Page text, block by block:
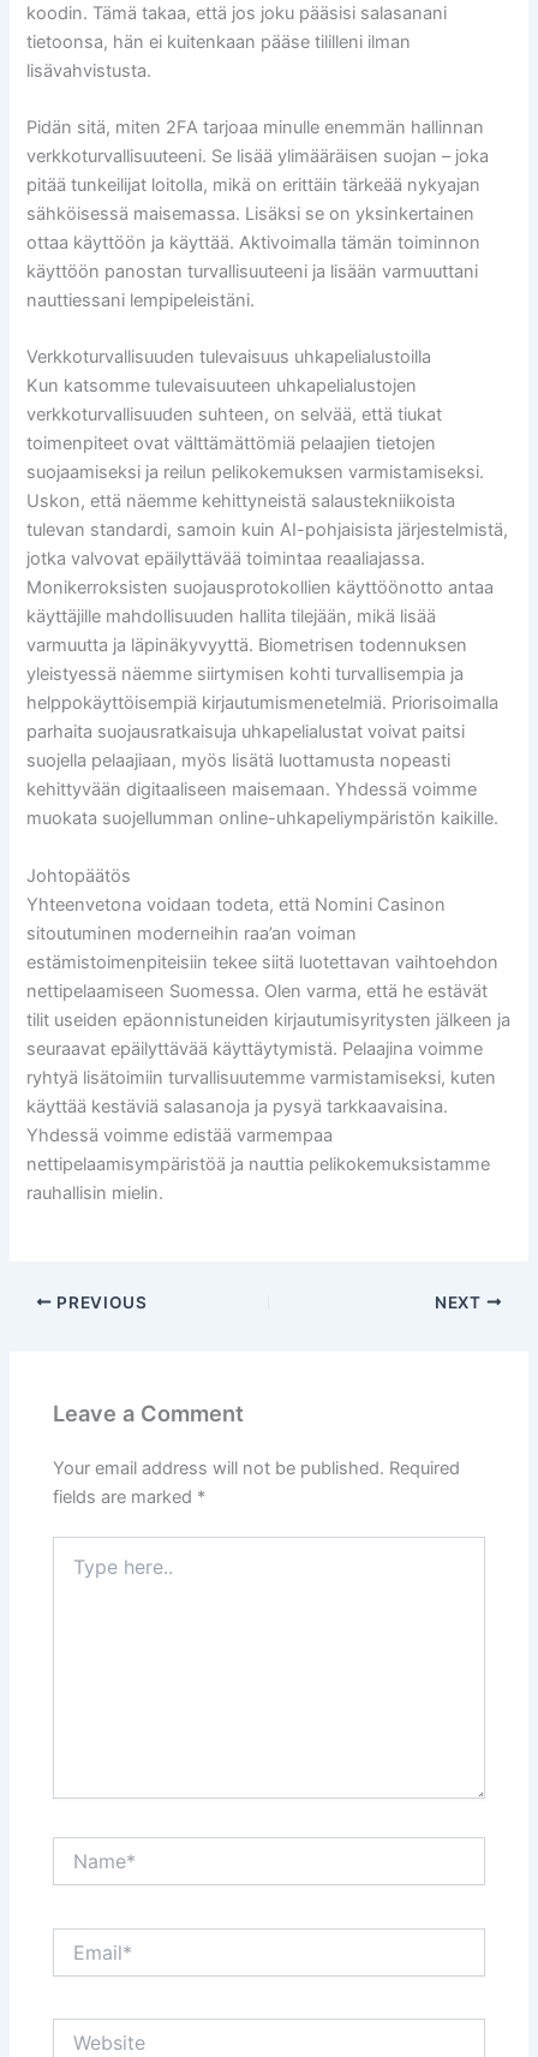
koodin. Tämä takaa, että jos joku pääsisi salasanani
tietoonsa, hän ei kuitenkaan pääse tililleni ilman
lisävahvistusta.
Pidän sitä, miten 2FA tarjoaa minulle enemmän hallinnan
verkkoturvallisuuteeni. Se lisää ylimääräisen suojan – joka
pitää tunkeilijat loitolla, mikä on erittäin tärkeää nykyajan
sähköisessä maisemassa. Lisäksi se on yksinkertainen
ottaa käyttöön ja käyttää. Aktivoimalla tämän toiminnon
käyttöön panostan turvallisuuteeni ja lisään varmuuttani
nauttiessani lempipeleistäni.
Verkkoturvallisuuden tulevaisuus uhkapelialustoilla
Kun katsomme tulevaisuuteen uhkapelialustojen
verkkoturvallisuuden suhteen, on selvää, että tiukat
toimenpiteet ovat välttämättömiä pelaajien tietojen
suojaamiseksi ja reilun pelikokemuksen varmistamiseksi.
Uskon, että näemme kehittyneistä salaustekniikoista
tulevan standardi, samoin kuin AI-pohjaisista järjestelmistä,
jotka valvovat epäilyttävää toimintaa reaaliajassa.
Monikerroksisten suojausprotokollien käyttöönotto antaa
käyttäjille mahdollisuuden hallita tilejään, mikä lisää
varmuutta ja läpinäkyvyyttä. Biometrisen todennuksen
yleistyessä näemme siirtymisen kohti turvallisempia ja
helppokäyttöisempiä kirjautumismenetelmiä. Priorisoimalla
parhaita suojausratkaisuja uhkapelialustat voivat paitsi
suojella pelaajiaan, myös lisätä luottamusta nopeasti
kehittyvään digitaaliseen maisemaan. Yhdessä voimme
muokata suojellumman online-uhkapeliympäristön kaikille.
Johtopäätös
Yhteenvetona voidaan todeta, että Nomini Casinon
sitoutuminen moderneihin raa’an voiman
estämistoimenpiteisiin tekee siitä luotettavan vaihtoehdon
nettipelaamiseen Suomessa. Olen varma, että he estävät
tilit useiden epäonnistuneiden kirjautumisyritysten jälkeen ja
seuraavat epäilyttävää käyttäytymistä. Pelaajina voimme
ryhtyä lisätoimiin turvallisuutemme varmistamiseksi, kuten
käyttää kestäviä salasanoja ja pysyä tarkkaavaisina.
Yhdessä voimme edistää varmempaa
nettipelaamisympäristöä ja nauttia pelikokemuksistamme
rauhallisin mielin.
PREVIOUS NEXT
Leave a Comment
Your email address will not be published. Required
fields are marked *
here..